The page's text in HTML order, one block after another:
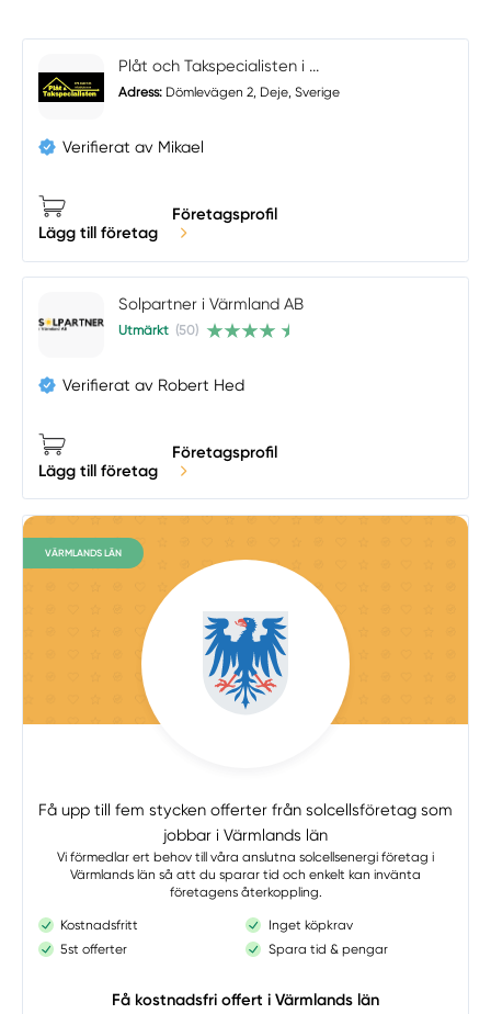
Plåt och Takspecialisten i ...
Adress: Dömlevägen 2, Deje, Sverige
Verifierat av Mikael
Lägg till företag
Företagsprofil
Solpartner i Värmland AB
Utmärkt (50)
Verifierat av Robert Hed
Lägg till företag
Företagsprofil
VÄRMLANDS LÄN
Få upp till fem stycken offerter från solcellsföretag som
jobbar i Värmlands län
Vi förmedlar ert behov till våra anslutna solcellsenergi företag i
Värmlands län så att du sparar tid och enkelt kan invänta
företagens återkoppling.
Kostnadsfritt
Inget köpkrav
5st offerter
Spara tid & pengar
Få kostnadsfri offert i Värmlands län